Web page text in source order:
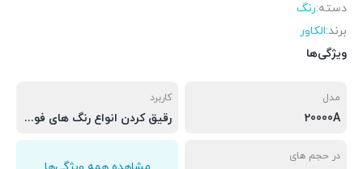
دسته:رنگ
برند:الکاور
ویژگی‌ها
مدل
20000A
کاربرد
رقیق کردن انواع رنگ های فوری و سلولزی
در حجم های